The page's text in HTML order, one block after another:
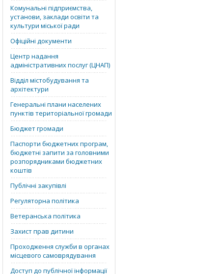
Комунальні підприємства,
установи, заклади освіти та
культури міської ради
Офіційні документи
Центр надання
адміністративних послуг (ЦНАП)
Відділ містобудування та
архітектури
Генеральні плани населених
пунктів територіальної громади
Бюджет громади
Паспорти бюджетних програм,
бюджетні запити за головними
розпорядниками бюджетних
коштів
Публічні закупівлі
Регуляторна політика
Ветеранська політика
Захист прав дитини
Проходження служби в органах
місцевого самоврядування
Доступ до публічної інформації